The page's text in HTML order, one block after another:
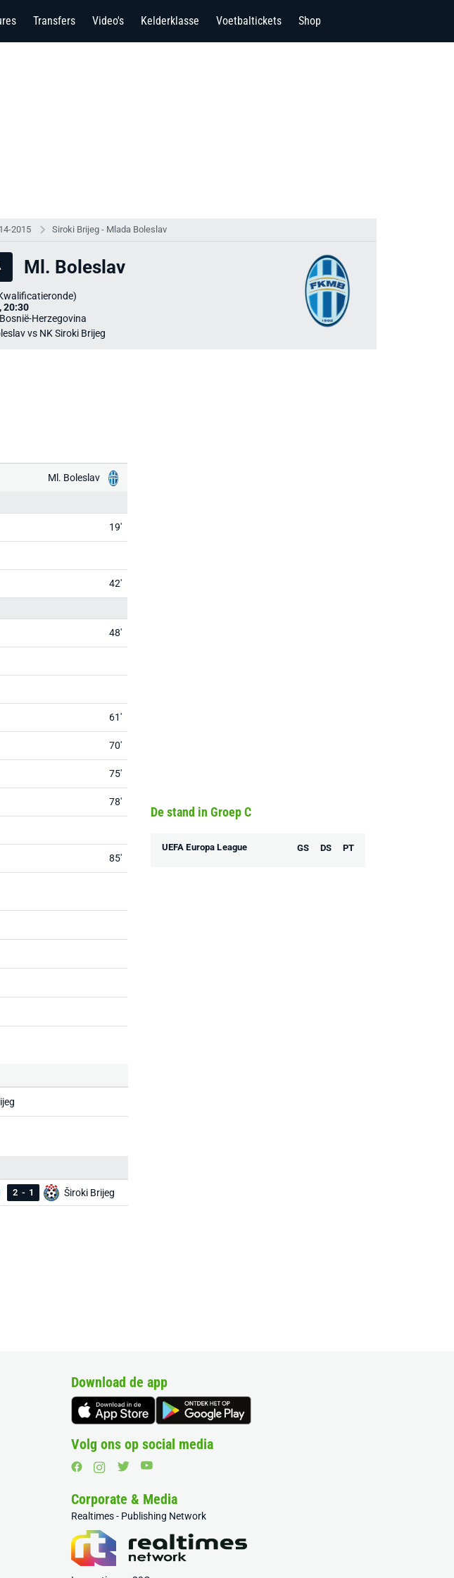
Transfers Video's Kelderklasse Voetbaltickets Shop
2015 Siroki Brijeg - Mlada Boleslav
Ml. Boleslav
20:30
Herzegovina
vs NK Siroki Brijeg
Ml. Boleslav
19'
42'
48'
61'
70'
75'
78'
85'
2 - 1 Široki Brijeg
De stand in Groep C
UEFA Europa League GS DS PT
Download de app
Volg ons op social media
Corporate & Media
Realtimes - Publishing Network